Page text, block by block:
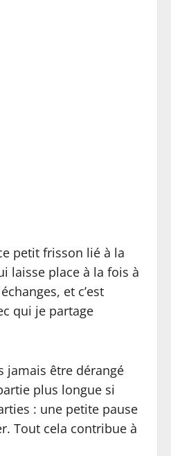
petit frisson lié à la
laisse place à la fois à
et c’est
qui je partage
jamais être dérangé
plus longue si
: une petite pause
Tout cela contribue à